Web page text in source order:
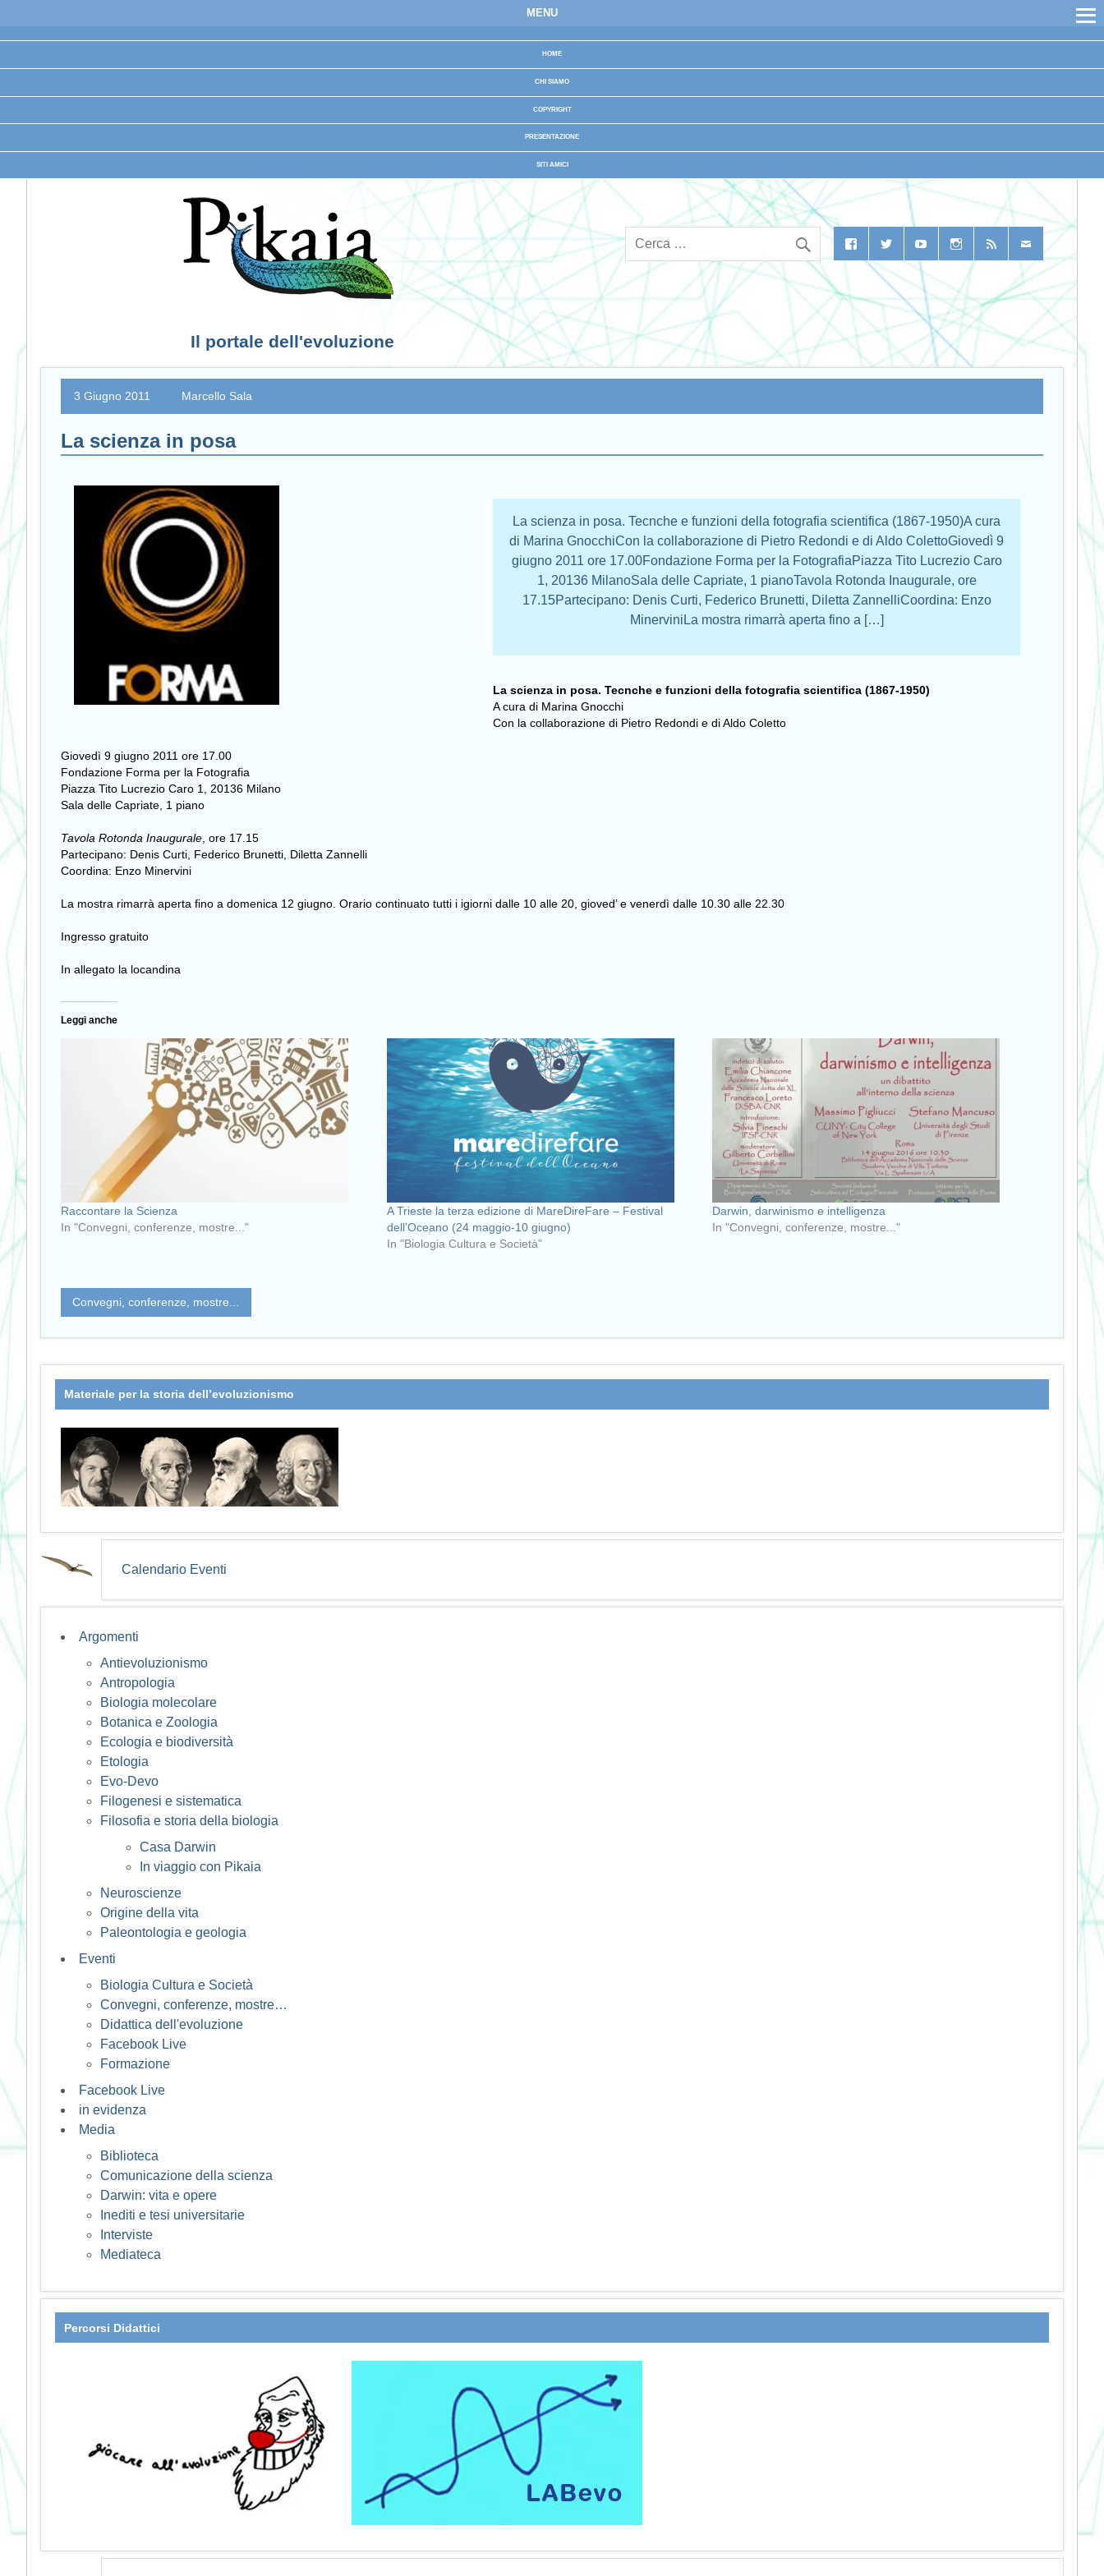
MENU
HOME
CHI SIAMO
COPYRIGHT
PRESENTAZIONE
SITI AMICI
Il portale dell'evoluzione
3 Giugno 2011 Marcello Sala
La scienza in posa
La scienza in posa. Tecnche e funzioni della fotografia scientifica (1867-1950)A cura
di Marina GnocchiCon la collaborazione di Pietro Redondi e di Aldo ColettoGiovedì 9
giugno 2011 ore 17.00Fondazione Forma per la FotografiaPiazza Tito Lucrezio Caro
1, 20136 MilanoSala delle Capriate, 1 pianoTavola Rotonda Inaugurale, ore
17.15Partecipano: Denis Curti, Federico Brunetti, Diletta ZannelliCoordina: Enzo
MinerviniLa mostra rimarrà aperta fino a […]
La scienza in posa. Tecnche e funzioni della fotografia scientifica (1867-1950)
A cura di Marina Gnocchi
Con la collaborazione di Pietro Redondi e di Aldo Coletto
Giovedì 9 giugno 2011 ore 17.00
Fondazione Forma per la Fotografia
Piazza Tito Lucrezio Caro 1, 20136 Milano
Sala delle Capriate, 1 piano
Tavola Rotonda Inaugurale , ore 17.15
Partecipano: Denis Curti, Federico Brunetti, Diletta Zannelli
Coordina: Enzo Minervini
La mostra rimarrà aperta fino a domenica 12 giugno. Orario continuato tutti i igiorni dalle 10 alle 20, gioved’ e venerdì dalle 10.30 alle 22.30
Ingresso gratuito
In allegato la locandina
Leggi anche
Raccontare la Scienza
In "Convegni, conferenze, mostre..."
A Trieste la terza edizione di MareDireFare – Festival
dell’Oceano (24 maggio-10 giugno)
In "Biologia Cultura e Società"
Darwin, darwinismo e intelligenza
In "Convegni, conferenze, mostre..."
Convegni, conferenze, mostre...
Materiale per la storia dell’evoluzionismo
Calendario Eventi
Argomenti
Antievoluzionismo
Antropologia
Biologia molecolare
Botanica e Zoologia
Ecologia e biodiversità
Etologia
Evo-Devo
Filogenesi e sistematica
Filosofia e storia della biologia
Casa Darwin
In viaggio con Pikaia
Neuroscienze
Origine della vita
Paleontologia e geologia
Eventi
Biologia Cultura e Società
Convegni, conferenze, mostre…
Didattica dell'evoluzione
Facebook Live
Formazione
Facebook Live
in evidenza
Media
Biblioteca
Comunicazione della scienza
Darwin: vita e opere
Inediti e tesi universitarie
Interviste
Mediateca
Percorsi Didattici